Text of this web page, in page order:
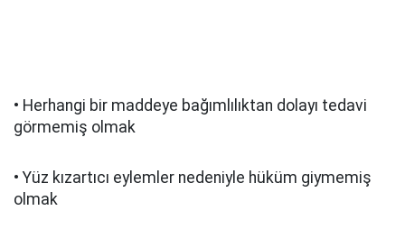
• Herhangi bir maddeye bağımlılıktan dolayı tedavi
görmemiş olmak
• Yüz kızartıcı eylemler nedeniyle hüküm giymemiş
olmak